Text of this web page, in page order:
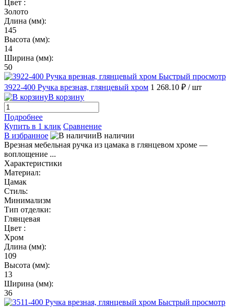
Цвет :
Золото
Длина (мм):
145
Высота (мм):
14
Ширина (мм):
50
Быстрый просмотр
3922-400 Ручка врезная, глянцевый хром 1 268.10 ₽ / шт
В корзину
Подробнее
Купить в 1 клик Сравнение
В избранное
В наличии
Врезная мебельная ручка из цамака в глянцевом хроме —
воплощение ...
Характеристики
Материал:
Цамак
Стиль:
Минимализм
Тип отделки:
Глянцевая
Цвет :
Хром
Длина (мм):
109
Высота (мм):
13
Ширина (мм):
36
Быстрый просмотр